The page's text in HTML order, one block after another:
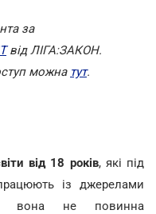
за
від ЛІГА:ЗАКОН.
можна тут.
від 18 років, які під
із джерелами
вона не повинна